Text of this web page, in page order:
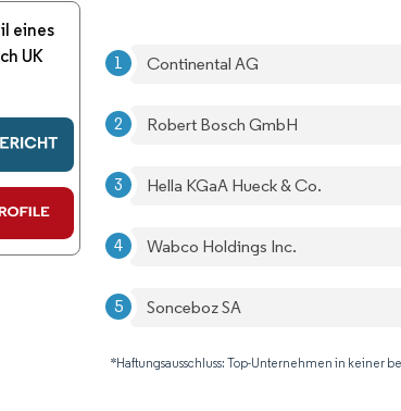
eines
UK
Continental AG
Robert Bosch GmbH
Hella KGaA Hueck & Co.
Wabco Holdings Inc.
Sonceboz SA
*Haftungsausschluss: Top-Unternehmen in keiner